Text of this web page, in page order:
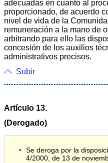
adecuadas en cuanto al
proporcionado, de acuerdo
nivel de vida de la
remuneración a la mano de
arbitrando para ello las
concesión de los auxilios
administrativos precisos.
Subir
Artículo 13.
(Derogado)
Se deroga por la
4/2000, de 13 de